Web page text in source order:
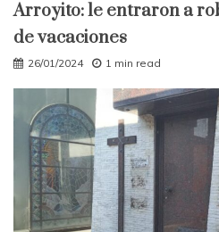
Arroyito: le entraron a
de vacaciones
26/01/2024 1 min read